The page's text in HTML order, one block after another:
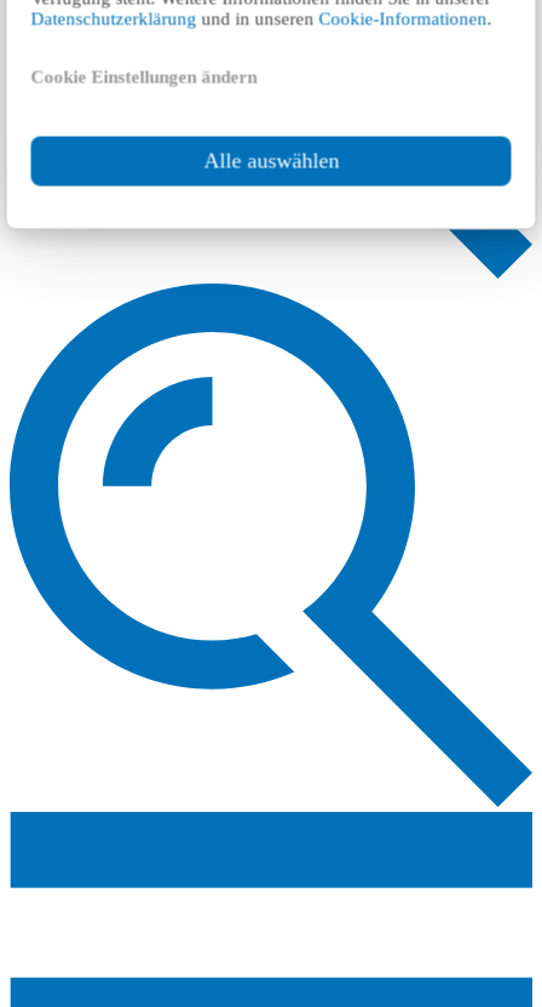
Datenschutzerklärung und in unserenCookie-Informationen.
Cookie Einstellungen ändern
Alle auswählen